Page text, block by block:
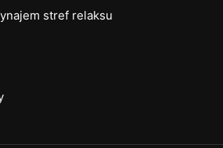
stref relaksu